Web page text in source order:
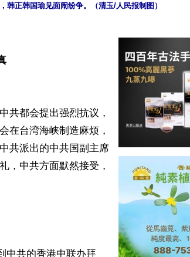
韩正韩国瑜见面闹纷争。（清玉/人民报制图）
共都会提出强烈抗议，
在台湾海峡制造麻烦，
共派出的中共国副主席
，中共方面默然接受，
中共的香港中联办拜